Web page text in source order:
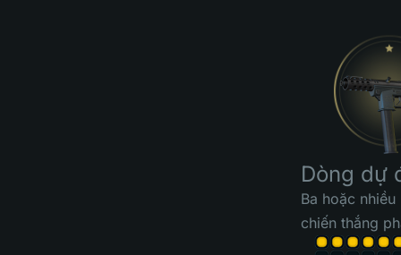
Dòng dự
Ba hoặc
chiến thắng